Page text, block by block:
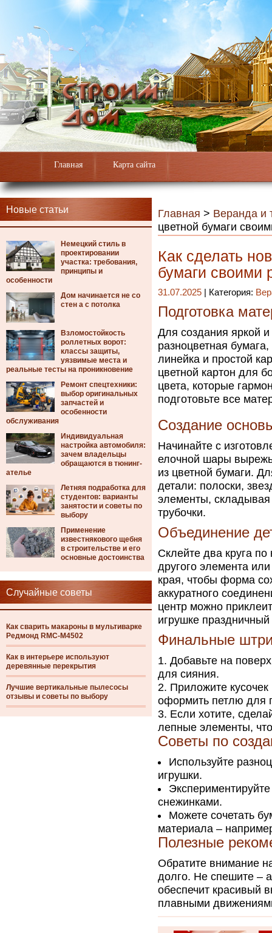
Главная Карта сайта
Новые статьи
Немецкий стиль в
проектировании
участка: требования,
принципы и
особенности
Дом начинается не со
стен а с потолка
Взломостойкость
роллетных ворот:
классы защиты,
уязвимые места и
реальные тесты на проникновение
Ремонт спецтехники:
выбор оригинальных
запчастей и
особенности
обслуживания
Индивидуальная
настройка автомобиля:
зачем владельцы
обращаются в тюнинг-
ателье
Летняя подработка для
студентов: варианты
занятости и советы по
выбору
Применение
известнякового щебня
в строительстве и его
основные достоинства
Случайные советы
Как сварить макароны в мультиварке
Редмонд RMC-M4502
Как в интерьере используют
деревянные перекрытия
Лучшие вертикальные пылесосы
отзывы и советы по выбору
Главная > Веранда и
цветной бумаги
Как сделать
бумаги своими
31.07.2025 | Категория:
Подготовка
Для создания яркой
разноцветная
линейка и простой
цветной картон для
цвета, которые
подготовьте все
Создание
Начинайте с
елочной шары
из цветной бумаги.
детали: полоски,
элементы, складывая
трубочки.
Объединение
Склейте два круга
другого элемента
края, чтобы форма
аккуратного
центр можно
игрушке
Финальные
Добавьте на
для сияния.
Приложите
оформить петлю для
Если хотите,
лепные элементы,
Советы по
Используйте
игрушки.
снежинками.
Можете сочетать
материала –
Полезные
Обратите внимание
долго. Не спешите –
обеспечит красивый
плавными